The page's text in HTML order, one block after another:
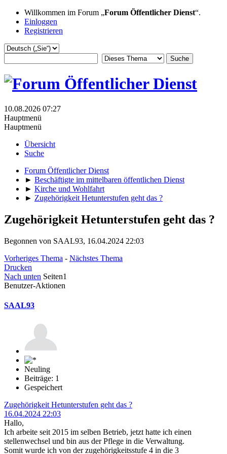
Willkommen im Forum „Forum Öffentlicher Dienst“.
Einloggen
Registrieren
10.08.2026 07:27
Hauptmenü
Hauptmenü
Übersicht
Suche
Forum Öffentlicher Dienst
► Beschäftigte im mittelbaren öffentlichen Dienst
► Kirche und Wohlfahrt
► Zugehörigkeit Hetunterstufen geht das ?
Zugehörigkeit Hetunterstufen geht das ?
Begonnen von SAAL93, 16.04.2024 22:03
Vorheriges Thema - Nächstes Thema
Drucken
Nach unten Seiten1
Benutzer-Aktionen
SAAL93
Neuling
Beiträge: 1
Gespeichert
Zugehörigkeit Hetunterstufen geht das ?
16.04.2024 22:03
Hallo,
Ich arbeite seit 2015 im selben Betrieb, jetzt hatte ich einen
stellenwechsel und bin aus der Pflege in die Verwaltung.
Somit wurde ich von der zugehörigkeitsstufe 4 in die 3